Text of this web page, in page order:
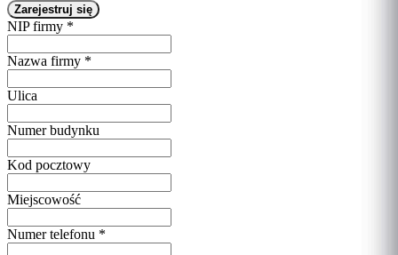
NIP firmy *
Nazwa firmy *
Ulica
Numer budynku
Kod pocztowy
Miejscowość
Numer telefonu *